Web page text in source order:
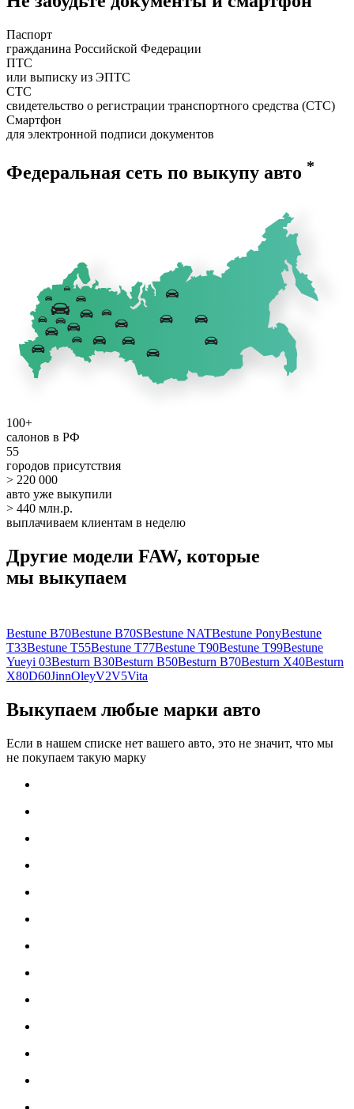
Паспорт
гражданина Российской Федерации
ПТС
или выписку из ЭПТС
СТС
свидетельство о регистрации транспортного средства (СТС)
Смартфон
для электронной подписи документов
Федеральная сеть по выкупу авто *
100+
салонов в РФ
55
городов присутствия
> 220 000
авто уже выкупили
> 440 млн.р.
выплачиваем клиентам в неделю
Другие модели FAW, которые
мы выкупаем
Bestune B70Bestune B70SBestune NATBestune PonyBestune
T33Bestune T55Bestune T77Bestune T90Bestune T99Bestune
Yueyi 03Besturn B30Besturn B50Besturn B70Besturn X40Besturn
X80D60JinnOleyV2V5Vita
Выкупаем любые марки авто
Если в нашем списке нет вашего авто, это не значит, что мы
не покупаем такую марку